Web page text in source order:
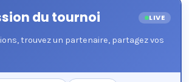
du tournoi LIVE
trouvez un partenaire, partagez vos